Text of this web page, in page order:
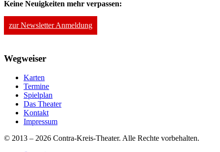
Keine Neuigkeiten mehr verpassen:
zur Newsletter Anmeldung
Wegweiser
Karten
Termine
Spielplan
Das Theater
Kontakt
Impressum
© 2013 – 2026 Contra-Kreis-Theater. Alle Rechte vorbehalten.